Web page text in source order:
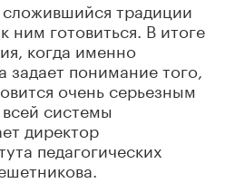
традиции
ним готовиться. В итоге
когда именно
понимание того,
очень серьезным
системы
директор
педагогических